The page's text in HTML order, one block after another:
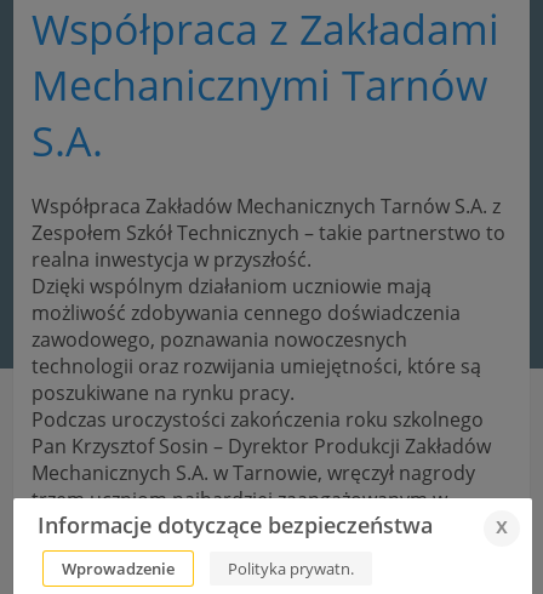
Współpraca z Zakładami
Mechanicznymi Tarnów
S.A.
Współpraca Zakładów Mechanicznych Tarnów S.A. z
Zespołem Szkół Technicznych – takie partnerstwo to
realna inwestycja w przyszłość.
Dzięki wspólnym działaniom uczniowie mają
możliwość zdobywania cennego doświadczenia
zawodowego, poznawania nowoczesnych
technologii oraz rozwijania umiejętności, które są
poszukiwane na rynku pracy.
Podczas uroczystości zakończenia roku szkolnego
Pan Krzysztof Sosin – Dyrektor Produkcji Zakładów
Mechanicznych S.A. w Tarnowie, wręczył nagrody
trzem uczniom najbardziej zaangażowanym w
kolejnych dwóch latach praktyk zawodowych w
Zakładach Mechanicznych w Tarnowie S.A.
Dziękujemy !
Informacje dotyczące bezpieczeństwa x
Wprowadzenie Polityka prywatn.